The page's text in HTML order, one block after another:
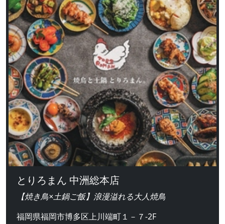
とりろまん 中洲総本店
【焼き鳥×土鍋ご飯】浪漫溢れる大人焼鳥
福岡県福岡市博多区上川端町１－７-2F